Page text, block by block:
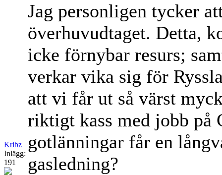
Kribz
Inlägg:
191
Jag personligen tycker
överhuvudtaget. Detta,
icke förnybar resurs;
verkar vika sig för
att vi får ut så värst
riktigt kass med jobb på
gotlänningar får en
gasledning?